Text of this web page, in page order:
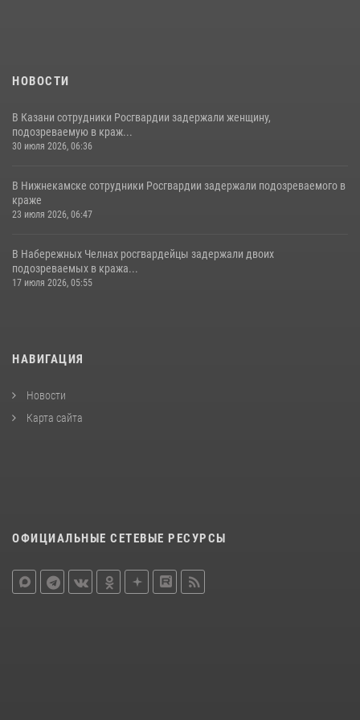
НОВОСТИ
В Казани сотрудники Росгвардии задержали женщину,
подозреваемую в краж...
30 июля 2026, 06:36
В Нижнекамске сотрудники Росгвардии задержали подозреваемого в
краже
23 июля 2026, 06:47
В Набережных Челнах росгвардейцы задержали двоих
подозреваемых в кража...
17 июля 2026, 05:55
НАВИГАЦИЯ
Новости
Карта сайта
ОФИЦИАЛЬНЫЕ СЕТЕВЫЕ РЕСУРСЫ